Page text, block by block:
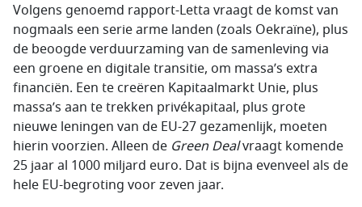
Volgens genoemd rapport-Letta vraagt de komst van
nogmaals een serie arme landen (zoals Oekraïne), plus
de beoogde verduurzaming van de samenleving via
een groene en digitale transitie, om massa’s extra
financiën. Een te creëren Kapitaalmarkt Unie, plus
massa’s aan te trekken privékapitaal, plus grote
nieuwe leningen van de EU-27 gezamenlijk, moeten
hierin voorzien. Alleen de Green Dealvraagt komende
25 jaar al 1000 miljard euro. Dat is bijna evenveel als de
hele EU-begroting voor zeven jaar.